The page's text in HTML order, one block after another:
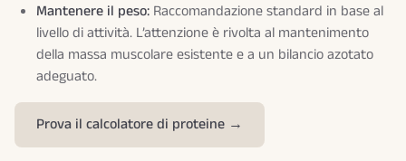
Mantenere il peso: Raccomandazione standard in base al
livello di attività. L’attenzione è rivolta al mantenimento
della massa muscolare esistente e a un bilancio azotato
adeguato.
Prova il calcolatore di proteine →